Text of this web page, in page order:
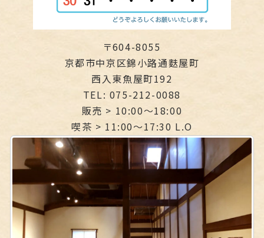
〒604-8055
京都市中京区錦小路通麩屋町
西入東魚屋町192
TEL: 075-212-0088
販売 > 10:00〜18:00
喫茶 > 11:00〜17:30 L.O